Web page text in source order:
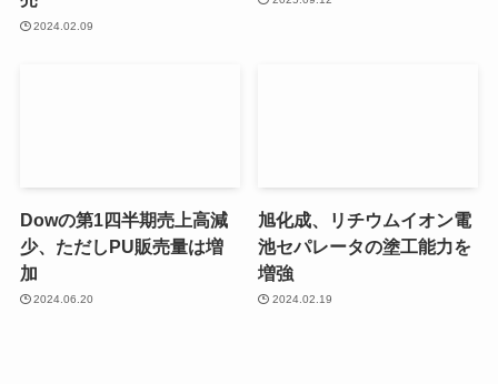
2024.02.09
Dowの第1四半期売上高減
少、ただしPU販売量は増
加
2024.06.20
旭化成、リチウムイオン電
池セパレータの塗工能力を
増強
2024.02.19